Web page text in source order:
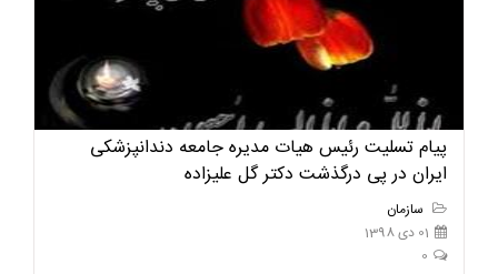
پیام تسلیت رئیس هیات مدیره جامعه دندانپزشکی
ایران در پی درگذشت دکتر گل علیزاده
سازمان
01 دی 1398
0